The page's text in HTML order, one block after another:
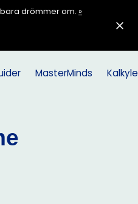
drömmer om. »
MasterMinds